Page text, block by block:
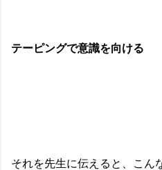
テーピングで意識を向ける
それを先生に伝えると、こん